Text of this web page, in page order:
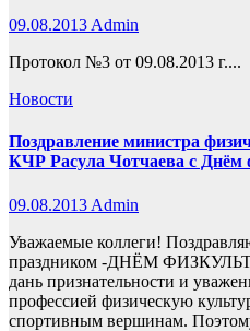
09.08.2013 Admin
Протокол №3 от 09.08.2013 г....
Новости
Поздравление министра
КЧР Расула Чотчаева с Днём
09.08.2013 Admin
Уважаемые коллеги!
праздником -ДНЁМ
дань признательности и
профессией физическую
спортивным вершинам.